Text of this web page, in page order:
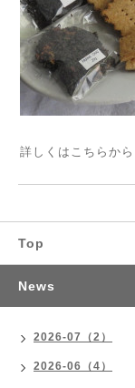
詳しくはこちら
Top
News
2026-07（2）
2026-06（4）